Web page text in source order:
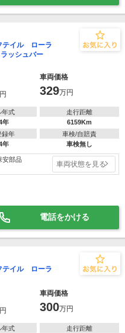
テイル ローラ
ッシュバー
車両価格
329万円
年式
年
走行距離
6159Km
録年
年
車検/自賠責
車検無し
安部品
車両状態を見る
電話をかける
テイル ローラ
車両価格
300万円
年式
走行距離